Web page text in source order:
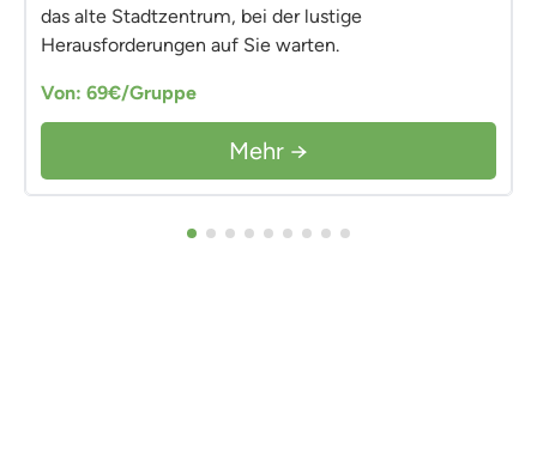
das alte Stadtzentrum, bei der lustige
Herausforderungen auf Sie warten.
Von: 69€/Gruppe
Mehr →